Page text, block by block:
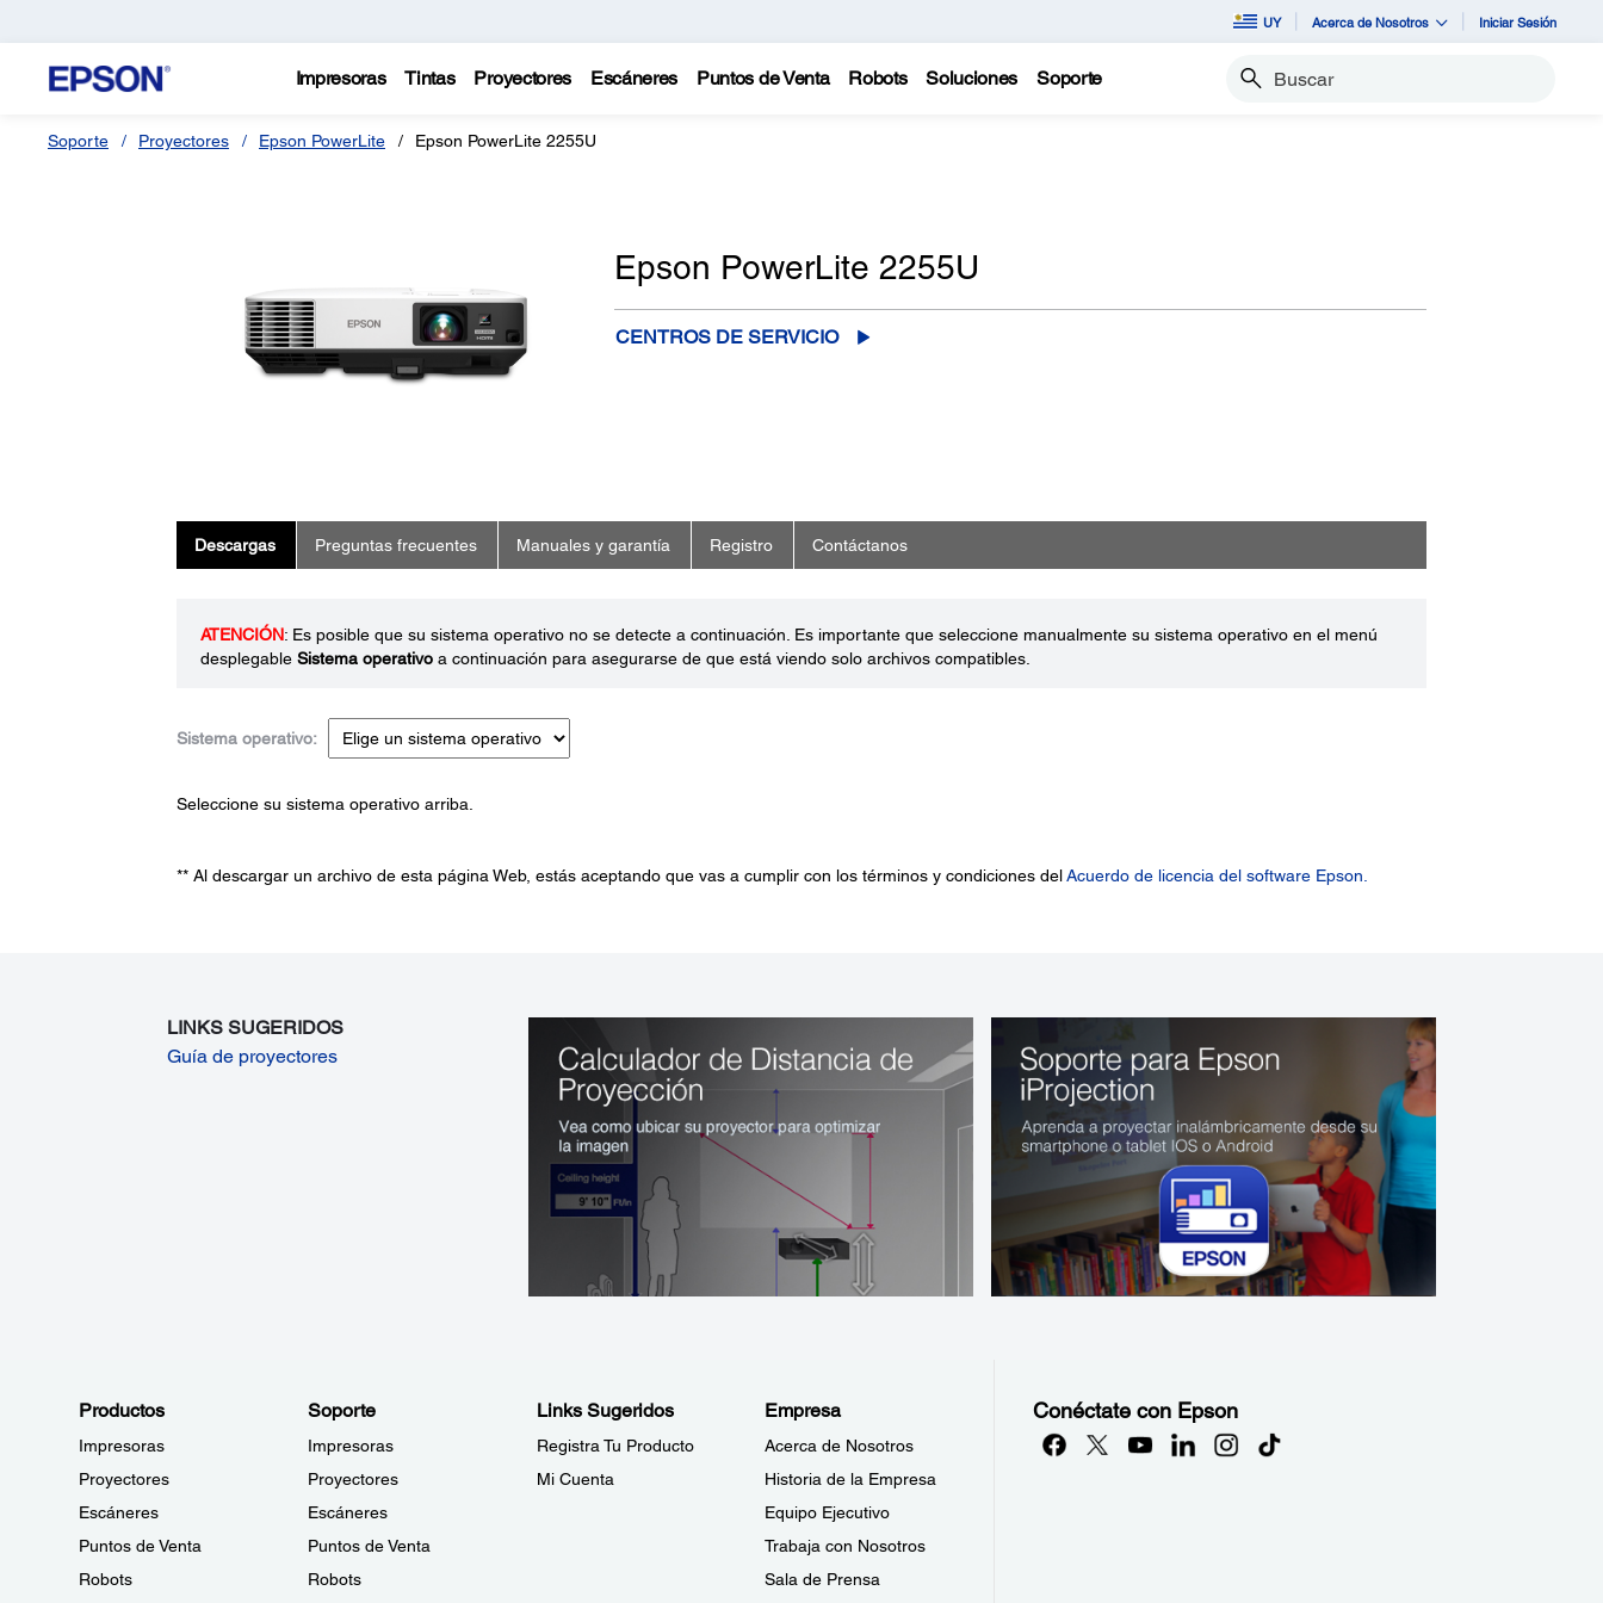
UY Acerca de Nosotros Iniciar Sesión
Impresoras Tintas Proyectores Escáneres Puntos de Venta Robots Soluciones Soporte Buscar
Soporte Proyectores Epson PowerLite Epson PowerLite 2255U
Epson PowerLite 2255U
CENTROS DE SERVICIO
Descargas Preguntas frecuentes Manuales y garantía Registro Contáctanos
ATENCIÓN: Es posible que su sistema operativo no se detecte a continuación. Es importante que seleccione manualmente su sistema operativo en el menú
desplegable Sistema operativoa continuación para asegurarse de que está viendo solo archivos compatibles.
Sistema operativo:
Seleccione su sistema operativo arriba.
** Al descargar un archivo de esta página Web, estás aceptando que vas a cumplir con los términos y condiciones delAcuerdo de licencia del software Epson.
LINKS SUGERIDOS
Guía de proyectores
Productos
Impresoras
Proyectores
Escáneres
Puntos de Venta
Robots
Soporte
Impresoras
Proyectores
Escáneres
Puntos de Venta
Robots
Links Sugeridos
Registra Tu Producto
Mi Cuenta
Empresa
Acerca de Nosotros
Historia de la Empresa
Equipo Ejecutivo
Trabaja con Nosotros
Sala de Prensa
Conéctate con Epson